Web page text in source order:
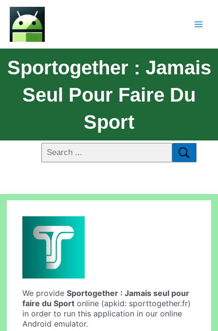
Sportogether : Jamais
Seul Pour Faire Du
Sport
We provideSportogether : Jamais seul pour
faire du Sport online (apkid: sporttogether.fr)
in order to run this application in our online
Android emulator.